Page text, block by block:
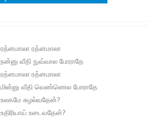
ரத்னமாலா ரத்னமாலா
நன்னு வீதி நுவ்வால போராதே
ரத்னமாலா ரத்னமாலா
மின்னு வீதி வெண்ணெல போராதே
உலகமே சுழல்வதேன்?
உதிரியாய் உடைவதேன்?